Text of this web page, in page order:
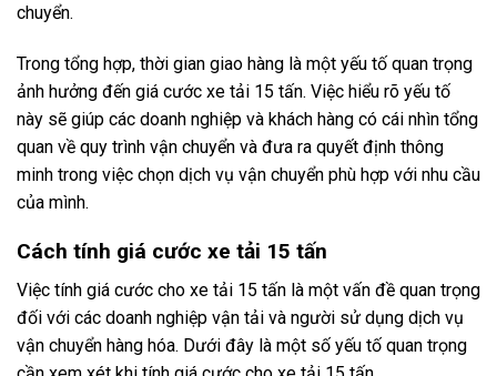
chuyển.
Trong tổng hợp, thời gian giao hàng là một yếu tố quan trọng
ảnh hưởng đến giá cước xe tải 15 tấn. Việc hiểu rõ yếu tố
này sẽ giúp các doanh nghiệp và khách hàng có cái nhìn tổng
quan về quy trình vận chuyển và đưa ra quyết định thông
minh trong việc chọn dịch vụ vận chuyển phù hợp với nhu cầu
của mình.
Cách tính giá cước xe tải 15 tấn
Việc tính giá cước cho xe tải 15 tấn là một vấn đề quan trọng
đối với các doanh nghiệp vận tải và người sử dụng dịch vụ
vận chuyển hàng hóa. Dưới đây là một số yếu tố quan trọng